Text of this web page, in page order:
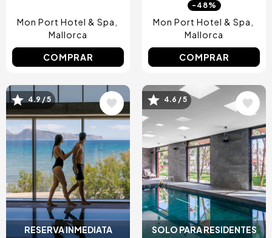
Mon Port Hotel & Spa
Mallorca
COMPRAR
-48%
Mon Port Hotel & Spa
Mallorca
COMPRAR
RESERVA INMEDIATA
Image
4.9 / 5
SOLO PARA RESIDENTES
Image
4.6 / 5